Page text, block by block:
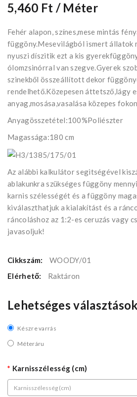
5,460 Ft / Méter
Fehér alapon, színes,mese mintás
függöny.Mesevilágból ismert állatok
nyuszi díszitik ezt a kis
ólomzsinórral van szegve.Gyerek
szinekből összeállított dekor
rendelhető.Közepesen áttetsző,lágy
anyag,mosása,vasalása közepes
Anyagösszetétel:100%Poliészter
Magassága:180 cm
Az alábbi kalkulátor segìtségével
ablakunkra szükséges függöny
karnis szélességét és a függöny
kiválaszthatjuk a kialakítást és a
ráncoláshoz az 1:2-es ceruzás vagy
javasoljuk!
Cikkszám:
WOODY/01
Elérhető:
Raktáron
Lehetséges választások
Készre varrás
Méteráru
Karnisszélesség (cm)